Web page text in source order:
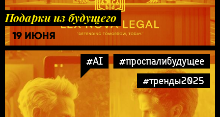
Подарки из будущего
19 ИЮНЯ
#AI
#проспалибудущее
#тренды2025